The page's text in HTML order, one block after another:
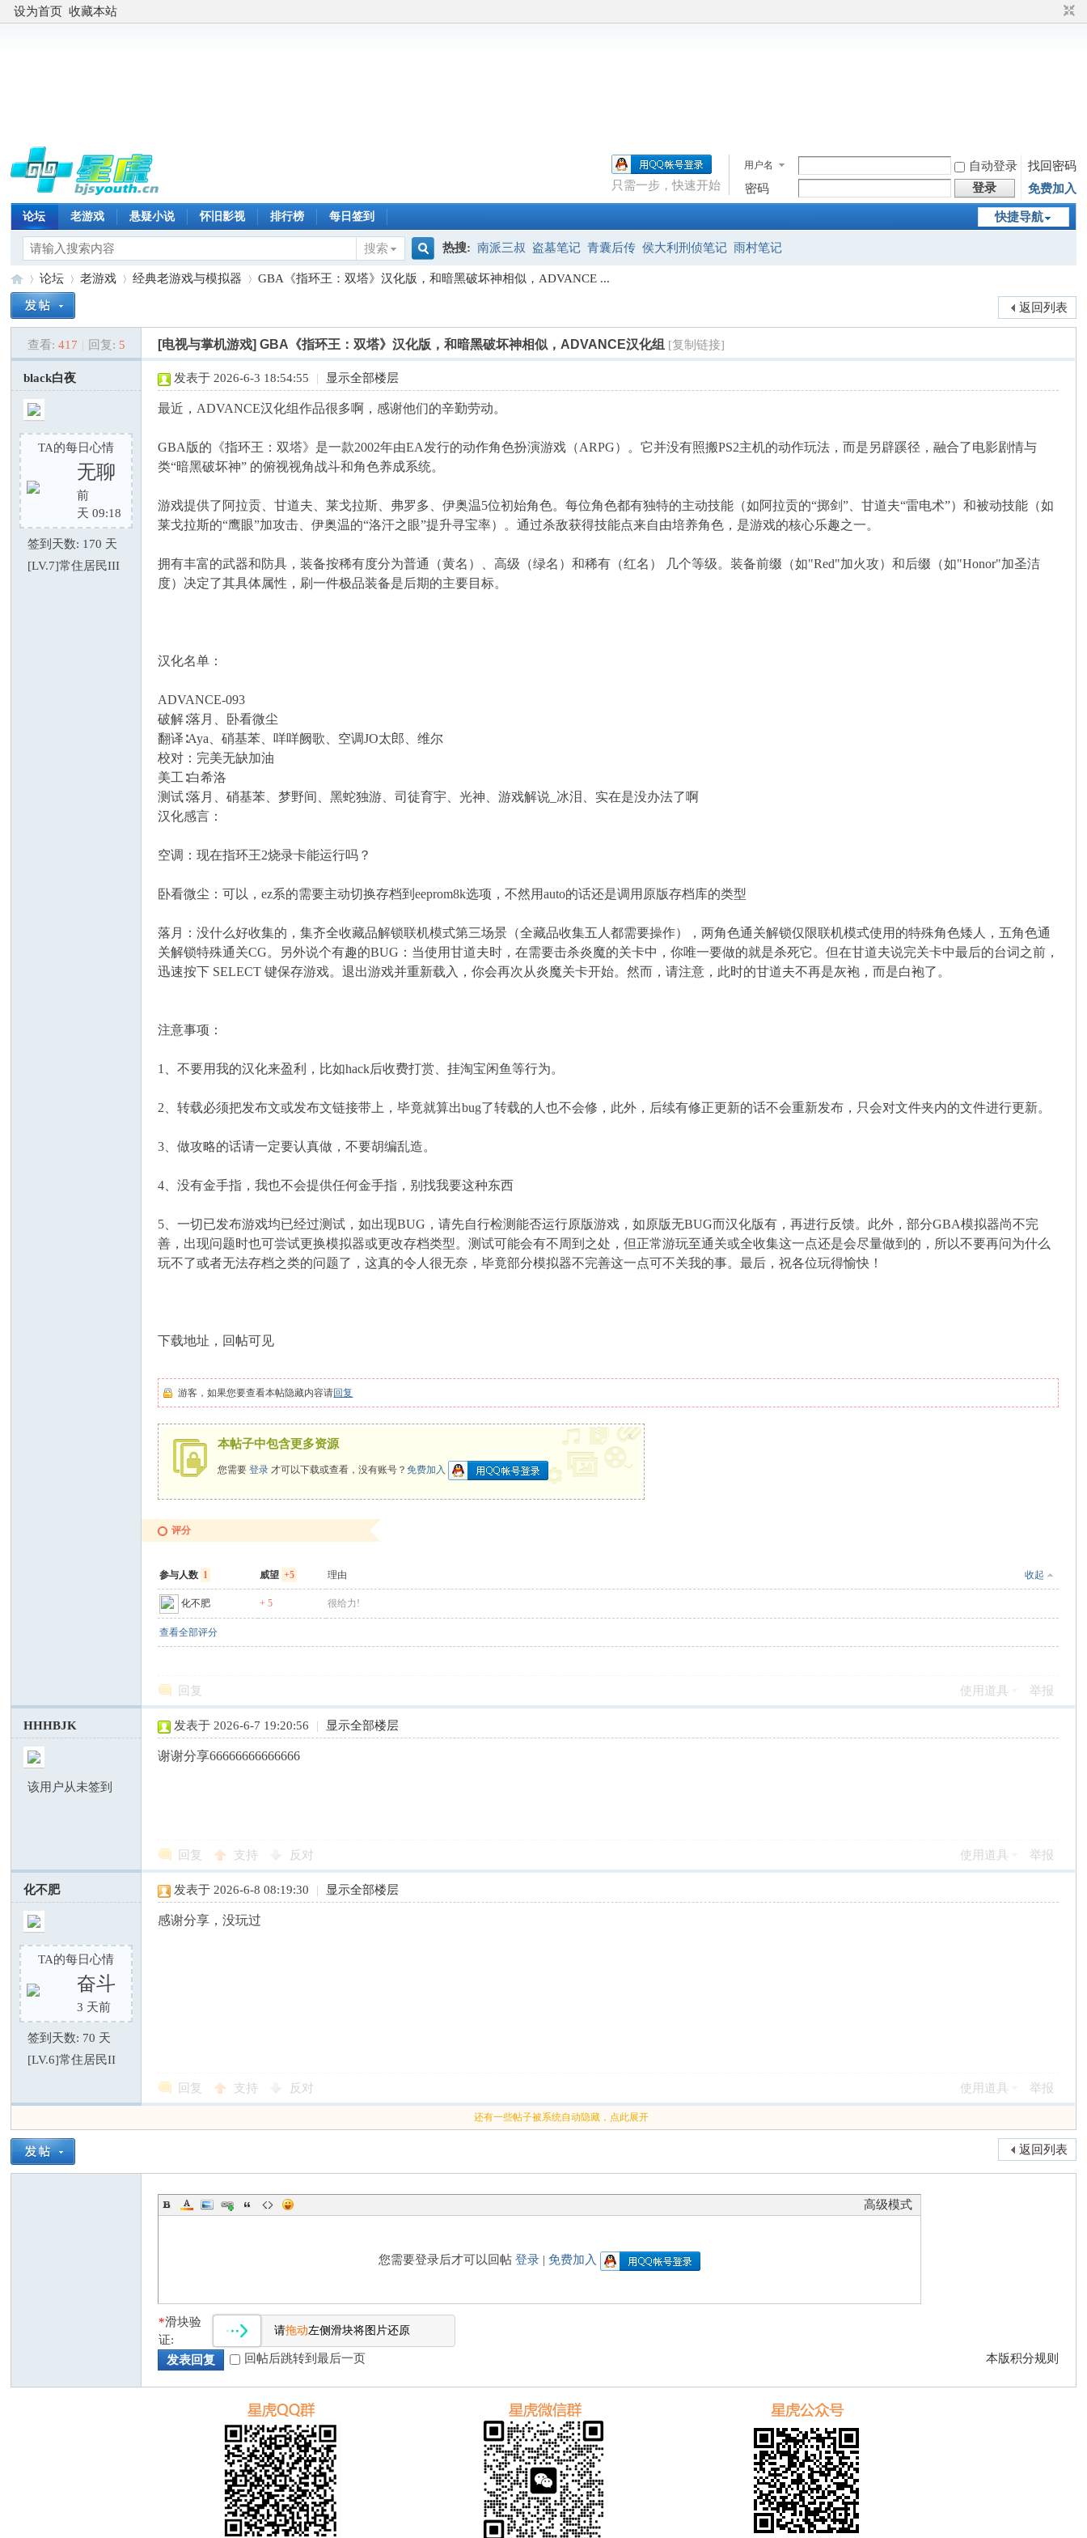
设为首页 收藏本站
用户名 自动登录
找回密码
密码
登录 免费加入
只需一步，快速开始
快捷导航
论坛 老游戏 悬疑小说 怀旧影视 排行榜 每日签到
搜索
搜
索
热搜: 南派三叔 盗墓笔记 青囊后传 侯大利刑侦笔记 雨村笔记
虎
»
论坛
›
老游戏
›
经典老游戏与模拟器
›
GBA《指环王：双塔》汉化版，和暗黑破坏神相似，ADVANCE ...
返回列表
查看: 417 | 回复: 5 [电视与掌机游戏]GBA《指环王：双塔》汉化版，和暗黑破坏神相似，ADVANCE汉化组 [复制链接]
black白夜
TA的每日心情
无聊
前
天 09:18
签到天数: 170 天
[LV.7]常住居民III
发表于 2026-6-3 18:54:55 | 显示全部楼层
最近，ADVANCE汉化组作品很多啊，感谢他们的辛勤劳动。
GBA版的《指环王：双塔》是一款2002年由EA发行的动作角色扮演游戏（ARPG）。它并没有照搬PS2主机的动作玩法，而是另辟蹊径，融合了电影剧情与
类“暗黑破坏神” 的俯视视角战斗和角色养成系统。
游戏提供了阿拉贡、甘道夫、莱戈拉斯、弗罗多、伊奥温5位初始角色。每位角色都有独特的主动技能（如阿拉贡的“掷剑”、甘道夫“雷电术”）和被动技能（如
莱戈拉斯的“鹰眼”加攻击、伊奥温的“洛汗之眼”提升寻宝率）。通过杀敌获得技能点来自由培养角色，是游戏的核心乐趣之一。
拥有丰富的武器和防具，装备按稀有度分为普通（黄名）、高级（绿名）和稀有（红名） 几个等级。装备前缀（如"Red"加火攻）和后缀（如"Honor"加圣洁
度）决定了其具体属性，刷一件极品装备是后期的主要目标。
汉化名单：
ADVANCE-093
破解∶落月、卧看微尘
翻译∶Aya、硝基苯、咩咩阙歌、空调JO太郎、维尔
校对：完美无缺加油
美工∶白希洛
测试∶落月、硝基苯、梦野间、黑蛇独游、司徒育宇、光神、游戏解说_冰泪、实在是没办法了啊
汉化感言：
空调：现在指环王2烧录卡能运行吗？
卧看微尘：可以，ez系的需要主动切换存档到eeprom8k选项，不然用auto的话还是调用原版存档库的类型
落月：没什么好收集的，集齐全收藏品解锁联机模式第三场景（全藏品收集五人都需要操作），两角色通关解锁仅限联机模式使用的特殊角色矮人，五角色通
关解锁特殊通关CG。另外说个有趣的BUG：当使用甘道夫时，在需要击杀炎魔的关卡中，你唯一要做的就是杀死它。但在甘道夫说完关卡中最后的台词之前，
迅速按下 SELECT 键保存游戏。退出游戏并重新载入，你会再次从炎魔关卡开始。然而，请注意，此时的甘道夫不再是灰袍，而是白袍了。
注意事项：
1、不要用我的汉化来盈利，比如hack后收费打赏、挂淘宝闲鱼等行为。
2、转载必须把发布文或发布文链接带上，毕竟就算出bug了转载的人也不会修，此外，后续有修正更新的话不会重新发布，只会对文件夹内的文件进行更新。
3、做攻略的话请一定要认真做，不要胡编乱造。
4、没有金手指，我也不会提供任何金手指，别找我要这种东西
5、一切已发布游戏均已经过测试，如出现BUG，请先自行检测能否运行原版游戏，如原版无BUG而汉化版有，再进行反馈。此外，部分GBA模拟器尚不完
善，出现问题时也可尝试更换模拟器或更改存档类型。测试可能会有不周到之处，但正常游玩至通关或全收集这一点还是会尽量做到的，所以不要再问为什么
玩不了或者无法存档之类的问题了，这真的令人很无奈，毕竟部分模拟器不完善这一点可不关我的事。最后，祝各位玩得愉快！
下载地址，回帖可见
游客，如果您要查看本帖隐藏内容请回复
本帖子中包含更多资源
您需要登录 才可以下载或查看，没有账号？免费加入
x
评分
参与人数 1 威望 +5 收起
理由
化不肥 + 5 很给力!
查看全部评分
回复 使用道具 举报
HHHBJK
该用户从未签到
发表于 2026-6-7 19:20:56 | 显示全部楼层
谢谢分享66666666666666
回复 支持 反对 使用道具 举报
化不肥
TA的每日心情
奋斗
3 天前
签到天数: 70 天
[LV.6]常住居民II
发表于 2026-6-8 08:19:30 | 显示全部楼层
感谢分享，没玩过
回复 支持 反对 使用道具 举报
还有一些帖子被系统自动隐藏，点此展开
返回列表
高级模式
您需要登录后才可以回帖登录 |免费加入
*滑块验
证:
请拖动左侧滑块将图片还原
本版积分规则
发表回复 回帖后跳转到最后一页